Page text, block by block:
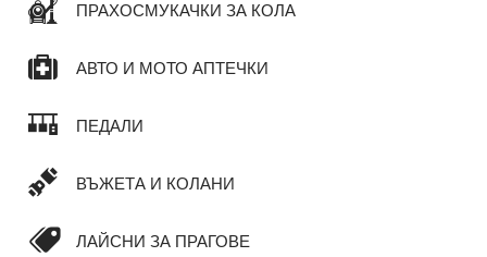
ПРАХОСМУКАЧКИ ЗА КОЛА
АВТО И МОТО АПТЕЧКИ
ПЕДАЛИ
ВЪЖЕТА И КОЛАНИ
ЛАЙСНИ ЗА ПРАГОВЕ